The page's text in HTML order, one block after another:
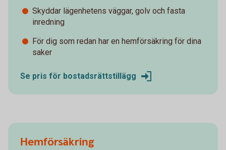
Skyddar lägenhetens väggar, golv och fasta
inredning
För dig som redan har en hemförsäkring för dina
saker
Se pris för bostadsrättstillägg
Hemförsäkring